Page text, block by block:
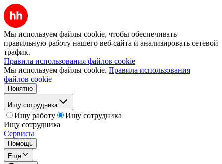
Мы используем файлы cookie, чтобы обеспечивать
правильную работу нашего веб-сайта и анализировать сетевой
трафик.
Правила использования файлов cookie
Мы используем файлы cookie. Правила использования
файлов cookie
Понятно
Ищу сотрудника
Ищу работу
Ищу сотрудника
Ищу сотрудника
Сервисы
Помощь
Ещё